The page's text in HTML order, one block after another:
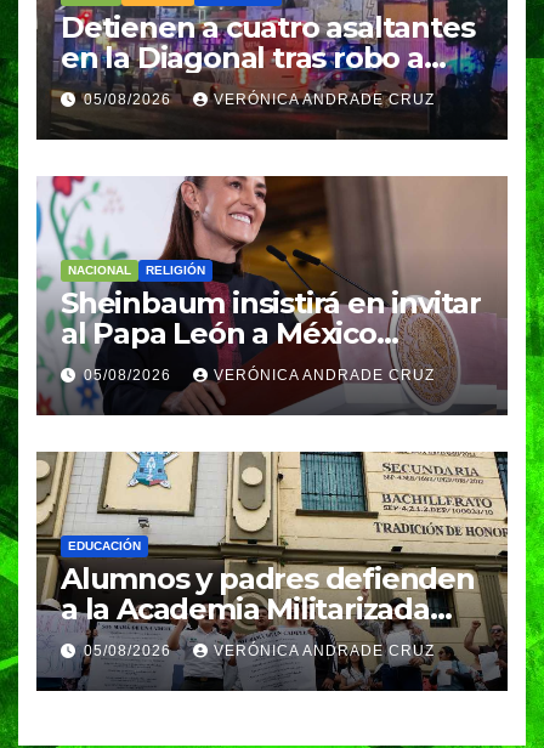
Detienen a cuatro asaltantes
en la Diagonal tras robo a
Coppel en el Centro de
Puebla; recuperan celulares
y aseguran un arma
05/08/2026 VERÓNICA ANDRADE CRUZ
NACIONAL RELIGIÓN
Sheinbaum insistirá en invitar
al Papa León a México
durante su próxima gira por
América Latina
05/08/2026 VERÓNICA ANDRADE CRUZ
EDUCACIÓN
Alumnos y padres defienden
a la Academia Militarizada
Ignacio Zaragoza en Puebla;
piden a la SEP no cerrar el
plantel
05/08/2026 VERÓNICA ANDRADE CRUZ